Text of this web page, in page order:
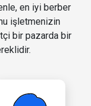
en iyi berber
işletmenizin
bir pazarda bir